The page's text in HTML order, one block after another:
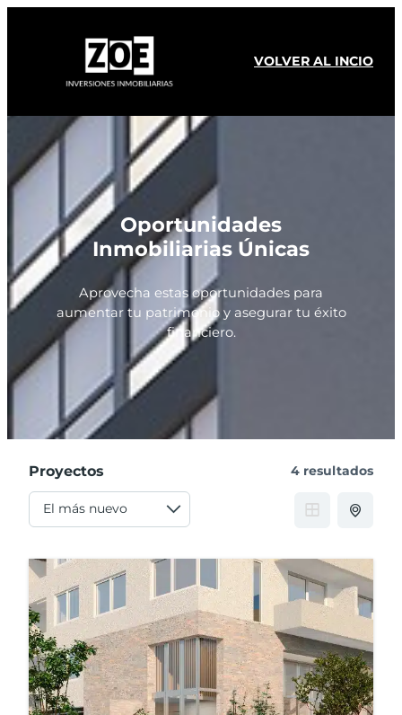
VOLVER AL INCIO
Oportunidades
Inmobiliarias Únicas
Aprovecha estas oportunidades para
aumentar tu patrimonio y asegurar tu éxito
financiero.
Proyectos 4 resultados